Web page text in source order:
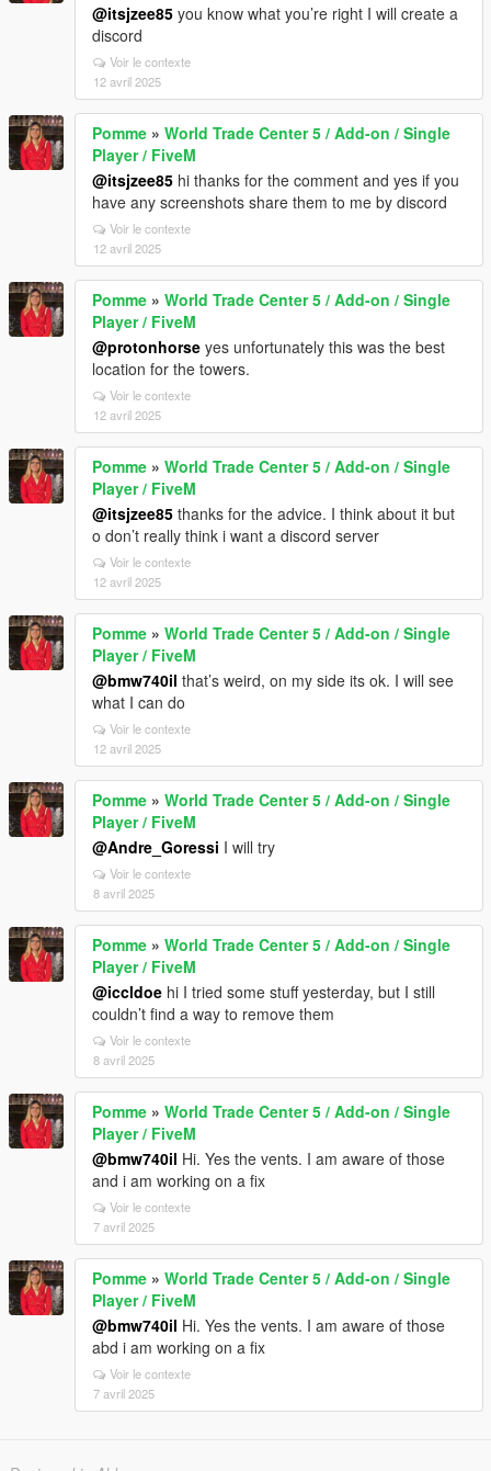
@itsjzee85 you know what you’re right I will create a
discord
Voir le contexte
12 avril 2025
Pomme » World Trade Center 5 / Add-on / Single
Player / FiveM
@itsjzee85 hi thanks for the comment and yes if you
have any screenshots share them to me by discord
Voir le contexte
12 avril 2025
Pomme » World Trade Center 5 / Add-on / Single
Player / FiveM
@protonhorse yes unfortunately this was the best
location for the towers.
Voir le contexte
12 avril 2025
Pomme » World Trade Center 5 / Add-on / Single
Player / FiveM
@itsjzee85 thanks for the advice. I think about it but
o don’t really think i want a discord server
Voir le contexte
12 avril 2025
Pomme » World Trade Center 5 / Add-on / Single
Player / FiveM
@bmw740il that’s weird, on my side its ok. I will see
what I can do
Voir le contexte
12 avril 2025
Pomme » World Trade Center 5 / Add-on / Single
Player / FiveM
@Andre_Goressi I will try
Voir le contexte
8 avril 2025
Pomme » World Trade Center 5 / Add-on / Single
Player / FiveM
@iccldoe hi I tried some stuff yesterday, but I still
couldn’t find a way to remove them
Voir le contexte
8 avril 2025
Pomme » World Trade Center 5 / Add-on / Single
Player / FiveM
@bmw740il Hi. Yes the vents. I am aware of those
and i am working on a fix
Voir le contexte
7 avril 2025
Pomme » World Trade Center 5 / Add-on / Single
Player / FiveM
@bmw740il Hi. Yes the vents. I am aware of those
abd i am working on a fix
Voir le contexte
7 avril 2025